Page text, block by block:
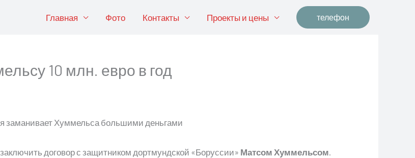
Главная Фото Контакты Проекты и цены телефон
10 млн. евро в год
договор с защитником дортмундской «Боруссии» Матсом Хуммельсом.